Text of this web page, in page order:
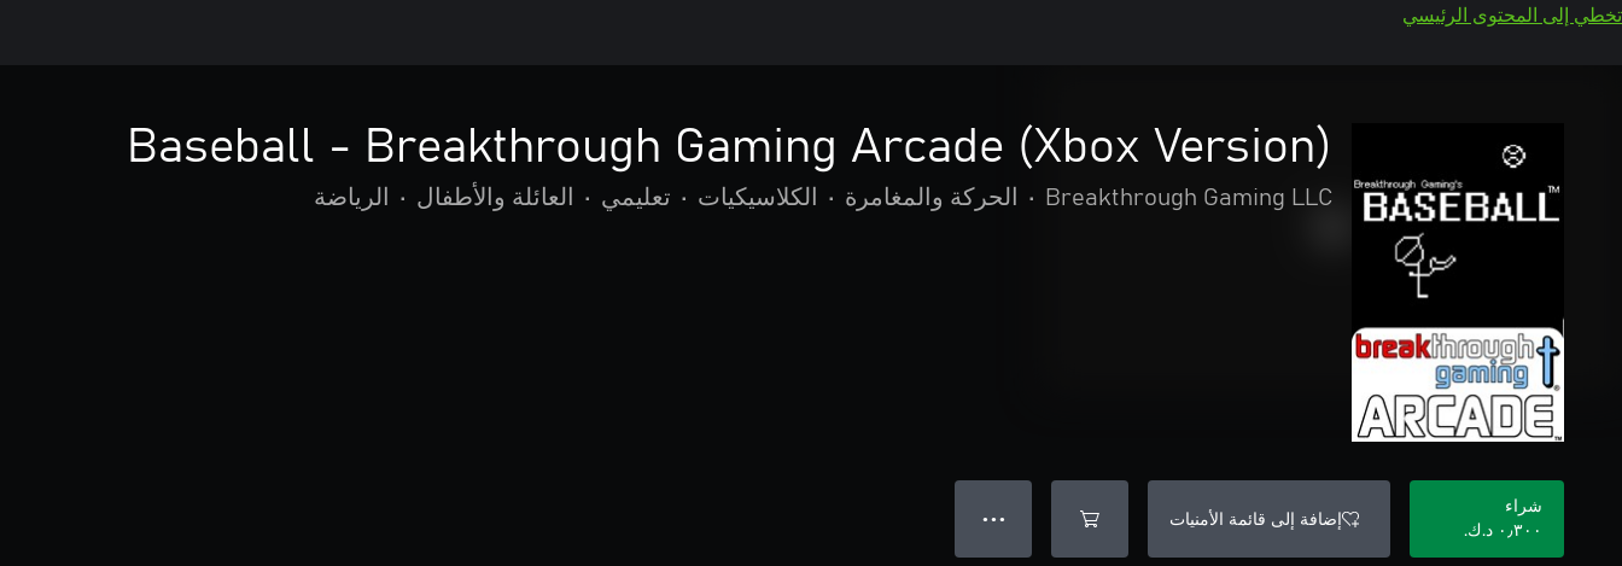
تخطي إلى المحتوى الرئيسي
Baseball - Breakthrough Gaming Arcade (Xbox Version)
Breakthrough Gaming LLC
• الحركة والمغامرة • الكلاسيكيات • تعليمي • العائلة والأطفال • الرياضة
شراء
٠٫٣٠٠ د.ك.‏
إضافة إلى قائمة الأمنيات ● ● ●